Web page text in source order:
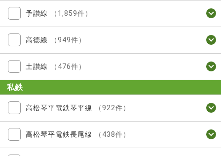
予讃線 （1,859件）
高徳線 （949件）
土讃線 （476件）
私鉄
高松琴平電鉄琴平線 （922件）
高松琴平電鉄長尾線 （438件）